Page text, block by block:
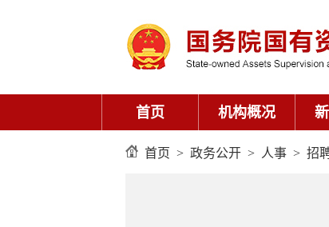
首页 机构概况
首页 > 政务公开 > 人事 > 招